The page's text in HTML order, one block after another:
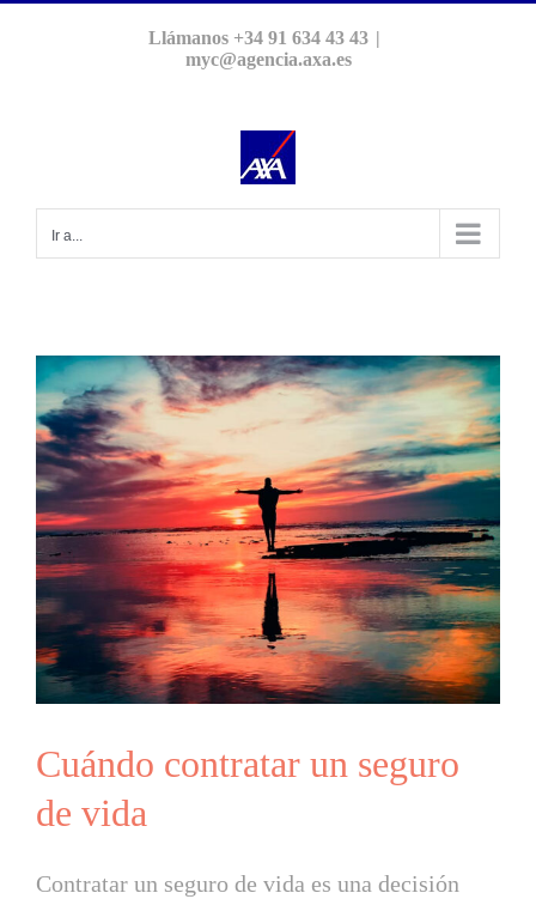
Llámanos +34 91 634 43 43 |
myc@agencia.axa.es
Ir a...
Cuándo contratar un seguro
de vida
Contratar un seguro de vida es una decisión